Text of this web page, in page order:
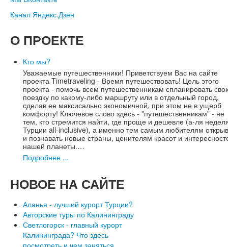
Канал Яндекс.Дзен
О ПРОЕКТЕ
Кто мы?
Уважаемые путешественники! Приветствуем Вас на сайте
проекта Timetraveling - Время путешествовать! Цель этого
проекта - помочь всем путешественникам спланировать
поездку по какому-либо маршруту или в отдельный город,
сделав ее максисально экономичной, при этом не в ущерб
комфорту! Ключевое слово здесь - "путешественникам" - не
тем, кто стремится найти, где проще и дешевле (а-ля
Турции all-inclusive), а именно тем самым любителям
и познавать новые страны, ценителям красот и
нашей планеты.…
Подробнее ...
НОВОЕ НА САЙТЕ
Аланья - лучший курорт Турции?
Авторские туры по Калининграду
Светлогорск - главный курорт
Калининграда? Что здесь